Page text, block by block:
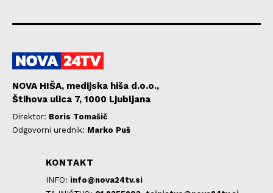
NOVA HIŠA, medijska hiša d.o.o.,
Štihova ulica 7, 1000 Ljubljana
Direktor: Boris Tomašič
Odgovorni urednik: Marko Puš
KONTAKT
INFO: info@nova24tv.si